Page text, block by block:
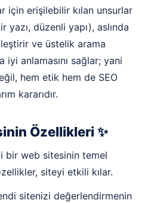
için erişilebilir kılan unsurlar
düzenli yapı), aslında
ve üstelik arama
iyi anlamasını sağlar; yani
hem etik hem de SEO
kararıdır.
Özellikleri ✨
bir web sitesinin temel
siteyi etkili kılar.
sitenizi değerlendirmenin